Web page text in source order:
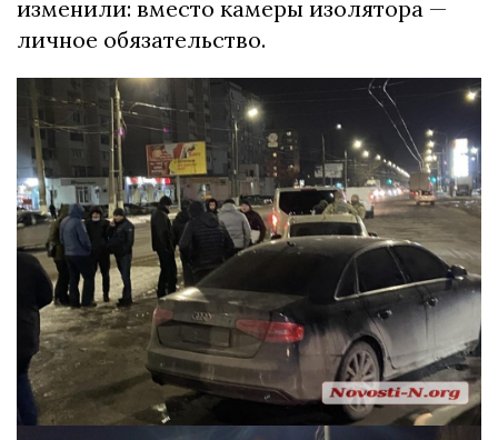
изменили: вместо камеры изолятора —
личное обязательство.